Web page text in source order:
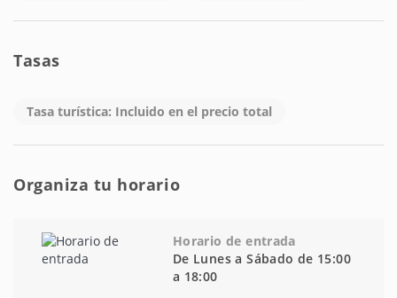
Tasas
Tasa turística: Incluido en el precio total
Organiza tu horario
Horario de entrada
De Lunes a Sábado de 15:00
a 18:00